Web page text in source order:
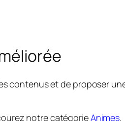
contenus et de proposer
notre catégorieAnimes.